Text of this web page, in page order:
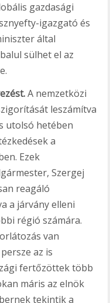
gazdasági
igazgató és
által
sülhet el az
A nemzetközi
leszámítva
utolsó hetében
a
Ezek
Szergej
reagáló
a járvány elleni
régió számára.
van
az is
fertőzöttek több
máris az elnök
tekintik a